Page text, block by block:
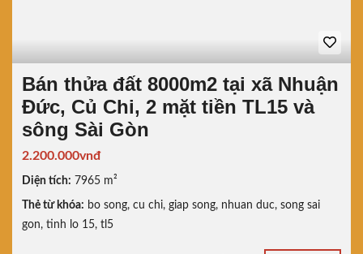
Bán thửa đất 8000m2 tại xã Nhuận
Đức, Củ Chi, 2 mặt tiền TL15 và
sông Sài Gòn
2.200.000vnđ
Diện tích: 7965 m²
Thẻ từ khóa: bo song, cu chi, giap song, nhuan duc, song sai
gon, tinh lo 15, tl5